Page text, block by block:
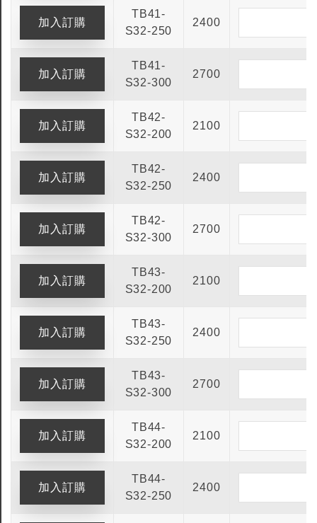
TB41-
S32-250
2400
TB41-
S32-300
2700
TB42-
S32-200
2100
TB42-
S32-250
2400
TB42-
S32-300
2700
TB43-
S32-200
2100
TB43-
S32-250
2400
TB43-
S32-300
2700
TB44-
S32-200
2100
TB44-
S32-250
2400